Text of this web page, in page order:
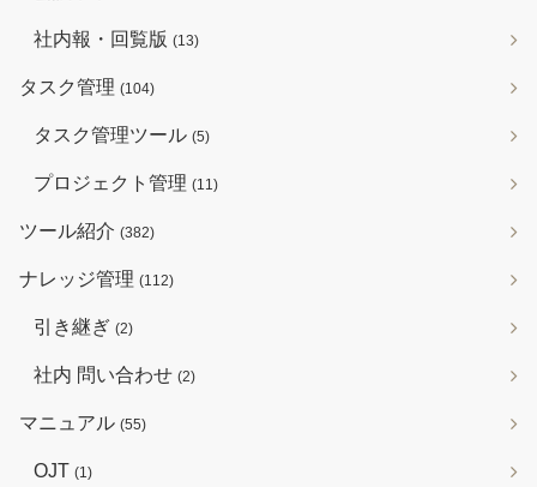
社内報・回覧版 (13)
タスク管理 (104)
タスク管理ツール (5)
プロジェクト管理 (11)
ツール紹介 (382)
ナレッジ管理 (112)
引き継ぎ (2)
社内 問い合わせ (2)
マニュアル (55)
OJT (1)